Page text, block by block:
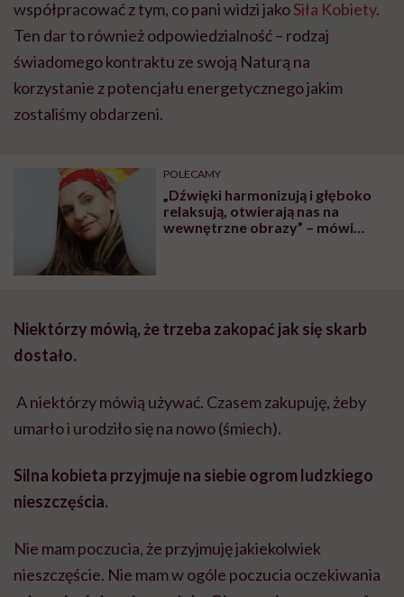
współpracować z tym, co pani widzi jakoSiła Kobiety.
Ten dar to również odpowiedzialność – rodzaj
świadomego kontraktu ze swoją Naturą na
korzystanie z potencjału energetycznego jakim
zostaliśmy obdarzeni.
POLECAMY
„Dźwięki harmonizują i głęboko
relaksują, otwierają nas na
wewnętrzne obrazy” – mówi
Niektórzy mówią, że trzeba zakopać jak się skarb
dostało.
A niektórzy mówią używać. Czasem zakupuję, żeby
umarło i urodziło się na nowo (śmiech).
Silna kobieta przyjmuje na siebie ogrom ludzkiego
nieszczęścia.
Nie mam poczucia, że przyjmuję jakiekolwiek
nieszczęście. Nie mam w ogóle poczucia oczekiwania